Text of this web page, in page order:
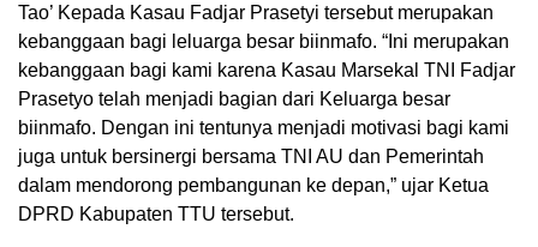
Tao’ Kepada Kasau Fadjar Prasetyi tersebut merupakan
kebanggaan bagi leluarga besar biinmafo. “Ini merupakan
kebanggaan bagi kami karena Kasau Marsekal TNI Fadjar
Prasetyo telah menjadi bagian dari Keluarga besar
biinmafo. Dengan ini tentunya menjadi motivasi bagi kami
juga untuk bersinergi bersama TNI AU dan Pemerintah
dalam mendorong pembangunan ke depan,” ujar Ketua
DPRD Kabupaten TTU tersebut.